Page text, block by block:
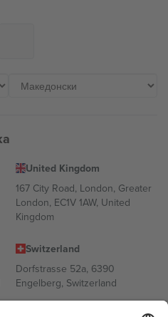
United Kingdom
167 City Road, London, Greater
London, EC1V 1AW, United
Kingdom
Switzerland
Dorfstrasse 52a, 6390
Engelberg, Switzerland